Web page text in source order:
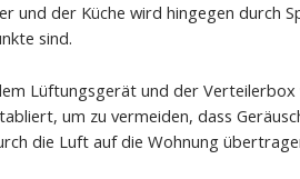
und der Küche wird hingegen durch
sind.
Lüftungsgerät und der
um zu vermeiden, dass
die Luft auf die Wohnung